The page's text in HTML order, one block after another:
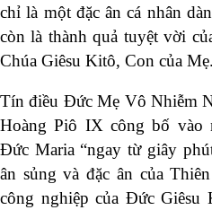
chỉ là một đặc ân cá nhân
còn là thành quả tuyệt vời
Chúa Giêsu Kitô, Con của Mẹ.
Tín điều Đức Mẹ Vô Nhiễm
Hoàng Piô IX công bố vào
Đức Maria “ngay từ giây
ân sủng và đặc ân của
công nghiệp của Đức